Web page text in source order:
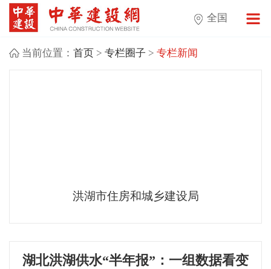
全国
当前位置： 首页> 专栏圈子 > 专栏新闻
洪湖市住房和城乡建设局
湖北洪湖供水“半年报”：一组数据看变